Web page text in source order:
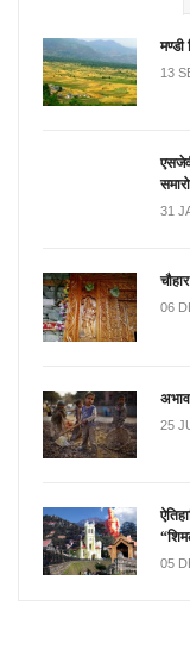
13
31
06
25
05